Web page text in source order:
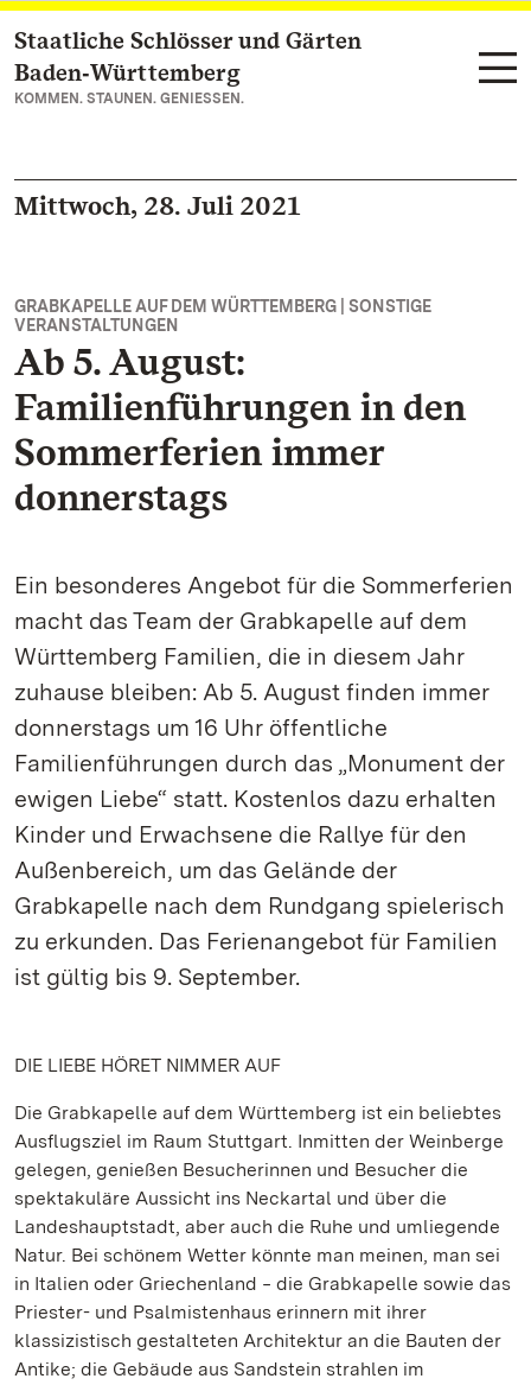
Zum Hauptinhalt springen
Staatliche Schlösser und Gärten
Baden‑Württemberg
KOMMEN. STAUNEN. GENIESSEN.
Mittwoch, 28. Juli 2021
GRABKAPELLE AUF DEM WÜRTTEMBERG | SONSTIGE
VERANSTALTUNGEN
Ab 5. August:
Familienführungen in den
Sommerferien immer
donnerstags
Ein besonderes Angebot für die Sommerferien
macht das Team der Grabkapelle auf dem
Württemberg Familien, die in diesem Jahr
zuhause bleiben: Ab 5. August finden immer
donnerstags um 16 Uhr öffentliche
Familienführungen durch das „Monument der
ewigen Liebe“ statt. Kostenlos dazu erhalten
Kinder und Erwachsene die Rallye für den
Außenbereich, um das Gelände der
Grabkapelle nach dem Rundgang spielerisch
zu erkunden. Das Ferienangebot für Familien
ist gültig bis 9. September.
DIE LIEBE HÖRET NIMMER AUF
Die Grabkapelle auf dem Württemberg ist ein beliebtes
Ausflugsziel im Raum Stuttgart. Inmitten der Weinberge
gelegen, genießen Besucherinnen und Besucher die
spektakuläre Aussicht ins Neckartal und über die
Landeshauptstadt, aber auch die Ruhe und umliegende
Natur. Bei schönem Wetter könnte man meinen, man sei
in Italien oder Griechenland ‒ die Grabkapelle sowie das
Priester- und Psalmistenhaus erinnern mit ihrer
klassizistisch gestalteten Architektur an die Bauten der
Antike; die Gebäude aus Sandstein strahlen im